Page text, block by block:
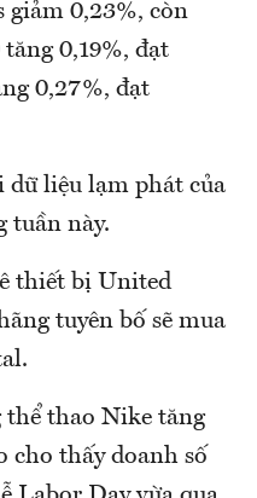
giảm 0,23%, còn
0,19%, đạt
0,27%, đạt
dữ liệu lạm phát của
tuần này.
thiết bị United
tuyên bố sẽ mua
thao Nike tăng
cho thấy doanh số